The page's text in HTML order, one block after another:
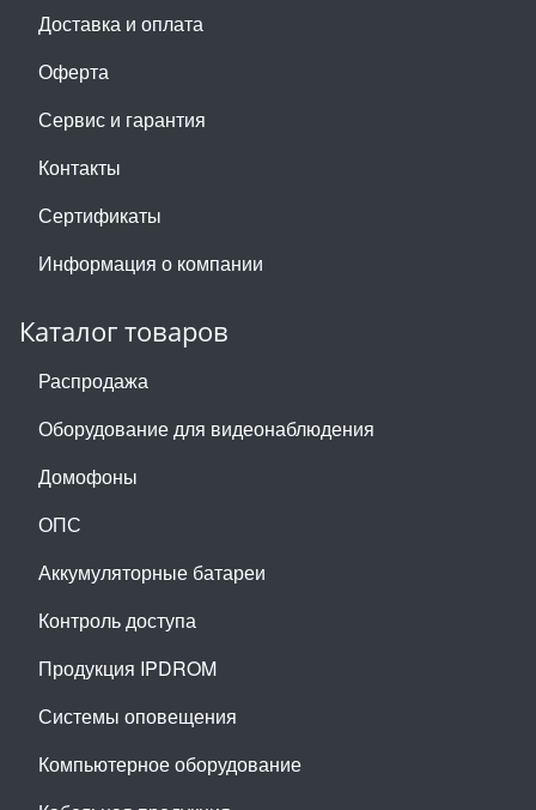
Доставка и оплата
Оферта
Сервис и гарантия
Контакты
Сертификаты
Информация о компании
Каталог товаров
Распродажа
Оборудование для видеонаблюдения
Домофоны
ОПС
Аккумуляторные батареи
Контроль доступа
Продукция IPDROM
Системы оповещения
Компьютерное оборудование